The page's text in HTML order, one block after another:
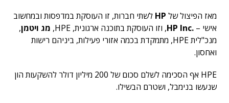
מאז הפיצול של HP לשתי חברות, זו העוסקת במדפסות ובמחשוב
אישי – .HP Inc , וזו העוסקת בתוכנה ארגונית, HPE, מג ויטמן,
מנכ"לית HPE, מתמקדת בכמה אזורי פעילות, ביניהם רישות
ואחסון.
HPE אף הסכימה לשלם סכום של 200 מיליון דולר להשקעות הון
שנעשו בנימבל, ושטרם הבשילו.